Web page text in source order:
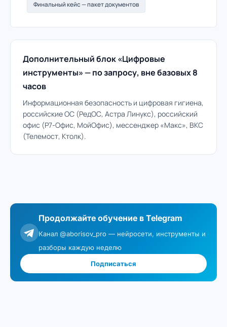
Финальный кейс — пакет документов
Дополнительный блок «Цифровые
инструменты» — по запросу, вне базовых 8
часов
Информационная безопасность и цифровая гигиена,
российские ОС (РедОС, Астра Линукс), российский
офис (Р7-Офис, МойОфис), мессенджер «Макс», ВКС
(Телемост, Ктолк).
Продолжайте обучение в Telegram
Канал @aborisov_pro — нейросети, инструменты и
разборы каждую неделю
Подписаться